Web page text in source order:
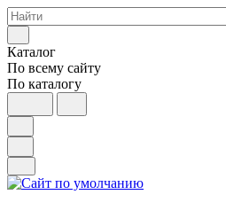
Каталог
По всему сайту
По каталогу